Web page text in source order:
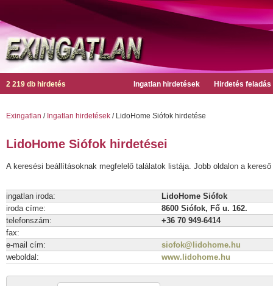
2 219 db hirdetés Ingatlan hirdetések Hirdetés feladás
Exingatlan / Ingatlan hirdetések / LidoHome Siófok hirdetése
LidoHome Siófok hirdetései
A keresési beállításoknak megfelelő találatok listája. Jobb oldalon a
ingatlan iroda:
LidoHome Siófok
iroda címe:
8600 Siófok, Fő u. 162.
telefonszám:
+36 70 949-6414
fax:
e-mail cím:
siofok@lidohome.hu
weboldal:
www.lidohome.hu